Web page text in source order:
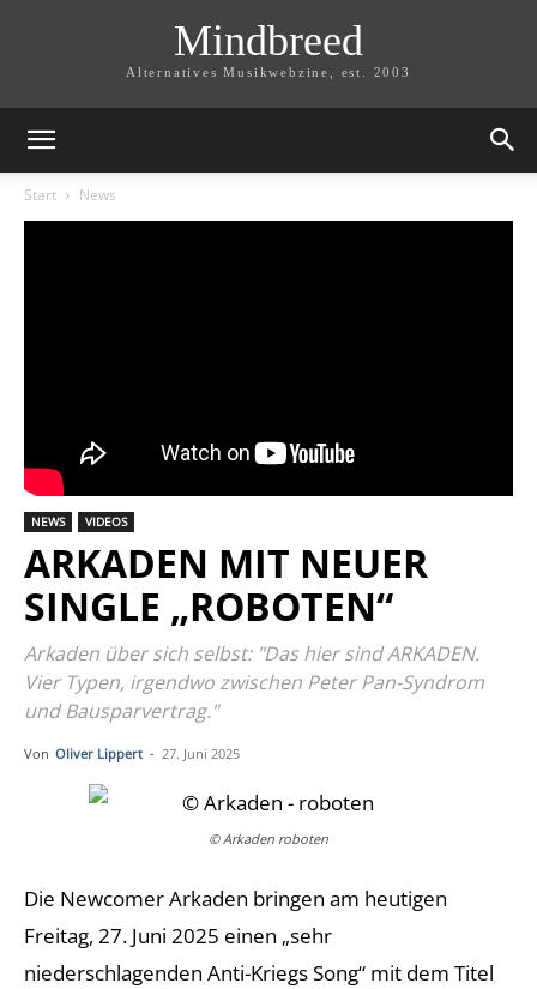
Mindbreed
Alternatives Musikwebzine, est. 2003
Start News
NEWS VIDEOS
ARKADEN MIT NEUER
SINGLE „ROBOTEN“
Arkaden über sich selbst: "Das hier sind ARKADEN.
Vier Typen, irgendwo zwischen Peter Pan-Syndrom
und Bausparvertrag."
Von Oliver Lippert - 27. Juni 2025
© Arkaden roboten
Die Newcomer Arkaden bringen am heutigen
Freitag, 27. Juni 2025 einen „sehr
niederschlagenden Anti-Kriegs Song“ mit dem Titel